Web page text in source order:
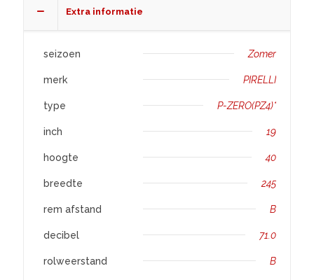
aantal
Extra informatie
seizoen Zomer
merk PIRELLI
type P-ZERO(PZ4)*
inch 19
hoogte 40
breedte 245
rem afstand B
decibel 71.0
rolweerstand B